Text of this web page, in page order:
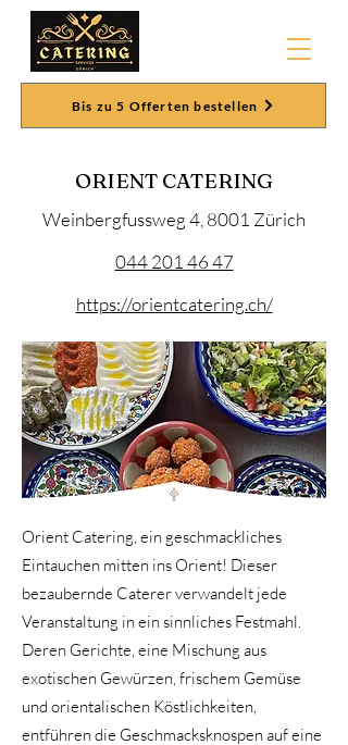
Bis zu 5 Offerten bestellen
ORIENT CATERING
Weinbergfussweg 4, 8001 Zürich
044 201 46 47
https://orientcatering.ch/
Orient Catering, ein geschmackliches
Eintauchen mitten ins Orient! Dieser
bezaubernde Caterer verwandelt jede
Veranstaltung in ein sinnliches Festmahl.
Deren Gerichte, eine Mischung aus
exotischen Gewürzen, frischem Gemüse
und orientalischen Köstlichkeiten,
entführen die Geschmacksknospen auf eine